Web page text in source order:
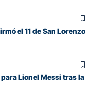
el 11 de San Lorenzo
Lionel Messi tras la